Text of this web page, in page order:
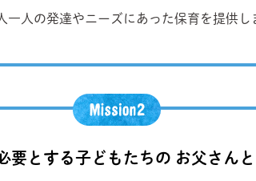
一人の発達やニーズにあった保育を提供し
要とする子どもたちの お父さん